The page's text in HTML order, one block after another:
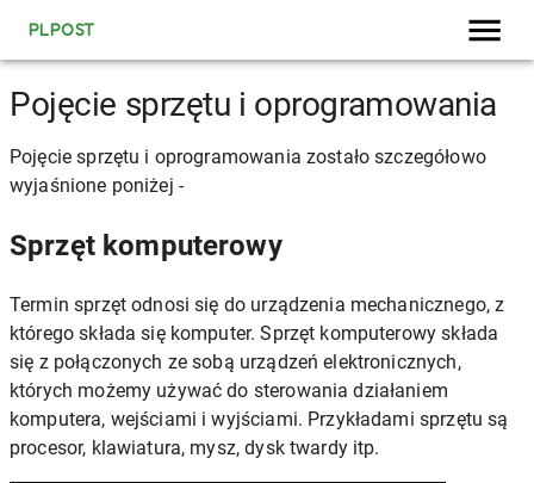
PLPOST
Pojęcie sprzętu i oprogramowania
Pojęcie sprzętu i oprogramowania zostało szczegółowo
wyjaśnione poniżej -
Sprzęt komputerowy
Termin sprzęt odnosi się do urządzenia mechanicznego, z
którego składa się komputer. Sprzęt komputerowy składa
się z połączonych ze sobą urządzeń elektronicznych,
których możemy używać do sterowania działaniem
komputera, wejściami i wyjściami. Przykładami sprzętu są
procesor, klawiatura, mysz, dysk twardy itp.